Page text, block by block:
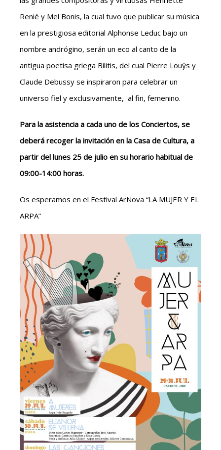
Renié y Mel Bonis, la cual tuvo que publicar su música
en la prestigiosa editorial Alphonse Leduc bajo un
nombre andrógino, serán un eco al canto de la
antigua poetisa griega Bilitis, del cual Pierre Louÿs y
Claude Debussy se inspiraron para celebrar un
universo fiel y exclusivamente, al fin, femenino.
Para la asistencia a cada uno de los Conciertos, se
deberá recoger la invitación en la Casa de Cultura, a
partir del lunes 25 de julio en su horario habitual de
09:00-14:00 horas.
Os esperamos en el Festival ArNova “LA MUJER Y EL
ARPA”